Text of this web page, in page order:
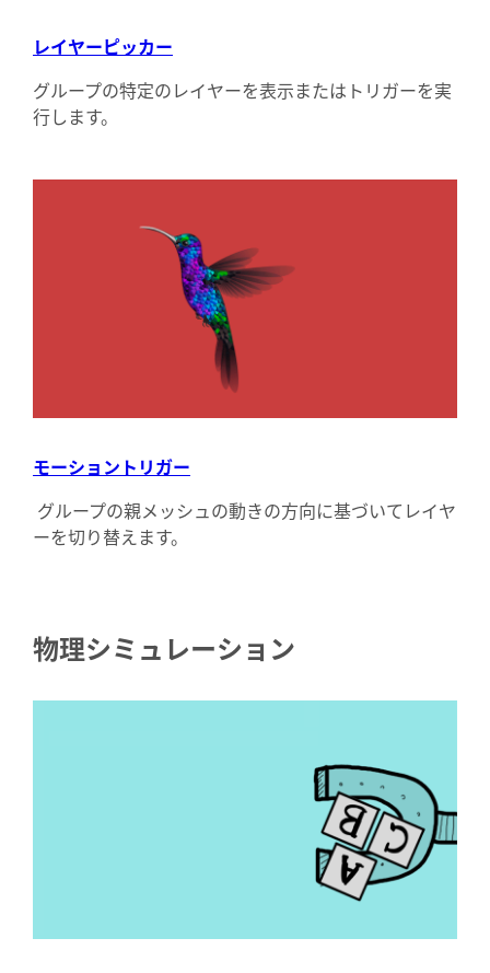
レイヤーピッカー
グループの特定のレイヤーを表示またはトリガーを実
行します。
モーショントリガー
グループの親メッシュの動きの方向に基づいてレイヤ
ーを切り替えます。
物理シミュレーション